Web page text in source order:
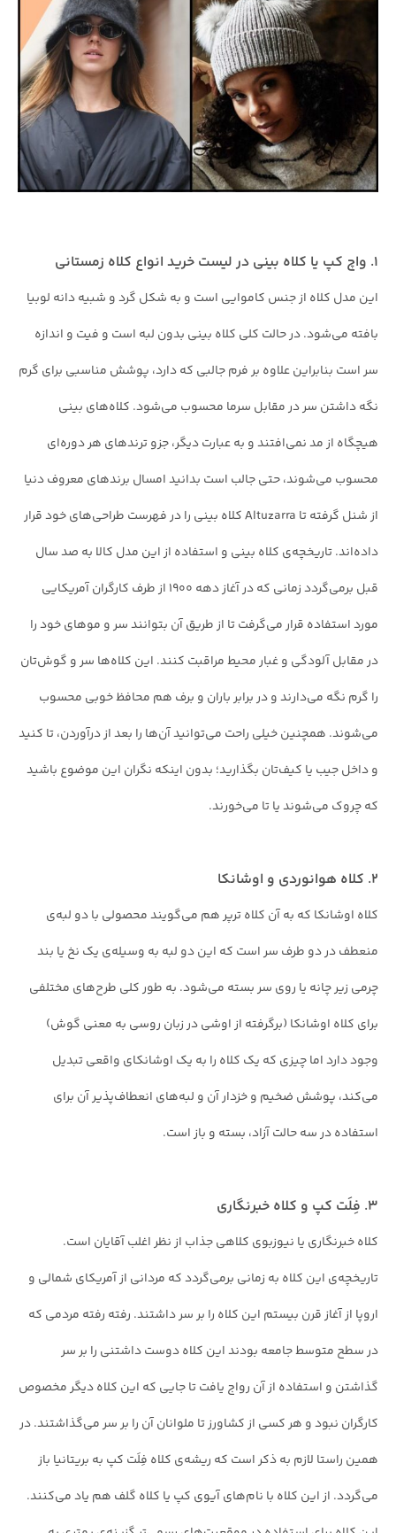
۱. واچ کپ یا کلاه بینی در لیست خرید انواع کلاه زمستانی
این مدل کلاه از جنس کاموایی است و به شکل گرد و شبیه دانه لوبیا
بافته می‌شود. در حالت کلی کلاه بینی بدون لبه است و فیت و اندازه
سر است بنابراین علاوه بر فرم جالبی که دارد، پوشش مناسبی برای گرم
نگه داشتن سر در مقابل سرما محسوب می‌شود. کلاه‌های بینی
هیچگاه از مد نمی‌افتند و به عبارت دیگر، جزو ترندهای هر دوره‌ای
محسوب می‌شوند، حتی جالب است بدانید امسال برندهای معروف دنیا
از شنل گرفته تا Altuzarra کلاه بینی را در فهرست طراحی‌های خود قرار
داده‌اند. تاریخچه‌ی کلاه بینی و استفاده از این مدل کالا به صد سال
قبل برمی‌گردد زمانی که در آغاز دهه ۱۹۰۰ از طرف کارگران آمریکایی
مورد استفاده قرار می‌گرفت تا از طریق آن بتوانند سر و موهای خود را
در مقابل آلودگی و غبار محیط مراقبت کنند. این کلاه‌ها سر و گوش‌تان
را گرم نگه می‌دارند و در برابر باران و برف هم محافظ خوبی محسوب
می‌شوند. همچنین خیلی راحت می‌توانید آن‌ها را بعد از درآوردن، تا کنید
و داخل جیب یا کیف‌تان بگذارید؛ بدون اینکه نگران این موضوع باشید
که چروک می‌شوند یا تا می‌خورند.
۲. کلاه هوانوردی و اوشانکا
کلاه اوشانکا که به آن کلاه ترپر هم می‌گویند محصولی با دو لبه‌ی
منعطف در دو طرف سر است که این دو لبه به وسیله‌ی یک نخ یا بند
چرمی زیر چانه یا روی سر بسته می‌شود. به طور کلی طرح‌های مختلفی
برای کلاه اوشانکا (برگرفته از اوشی در زبان روسی به معنی گوش)
وجود دارد اما چیزی که یک کلاه را به یک اوشانکای واقعی تبدیل
می‌کند، پوشش ضخیم و خزدار آن و لبه‌های انعطاف‌پذیر آن برای
استفاده در سه حالت آزاد، بسته و باز است.
۳. فِلَت کپ و کلاه خبرنگاری
کلاه خبرنگاری یا نیوزبوی کلاهی جذاب از نظر اغلب آقایان است.
تاریخچه‌ی این کلاه به زمانی برمی‌گردد که مردانی از آمریکای شمالی و
اروپا از آغاز قرن بیستم این کلاه را بر سر داشتند. رفته رفته مردمی که
در سطح متوسط جامعه بودند این کلاه دوست داشتنی را بر سر
گذاشتن و استفاده از آن رواج یافت تا جایی که این کلاه دیگر مخصوص
کارگران نبود و هر کسی از کشاورز تا ملوانان آن را بر سر می‌گذاشتند. در
همین راستا لازم به ذکر است که ریشه‌ی کلاه فِلَت کپ به بریتانیا باز
می‌گردد. از این کلاه با نام‌های آیوی کپ یا کلاه گلف هم یاد می‌کنند.